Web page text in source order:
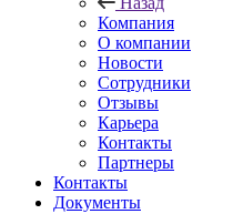
Компания
О компании
Новости
Сотрудники
Отзывы
Карьера
Контакты
Партнеры
Контакты
Документы